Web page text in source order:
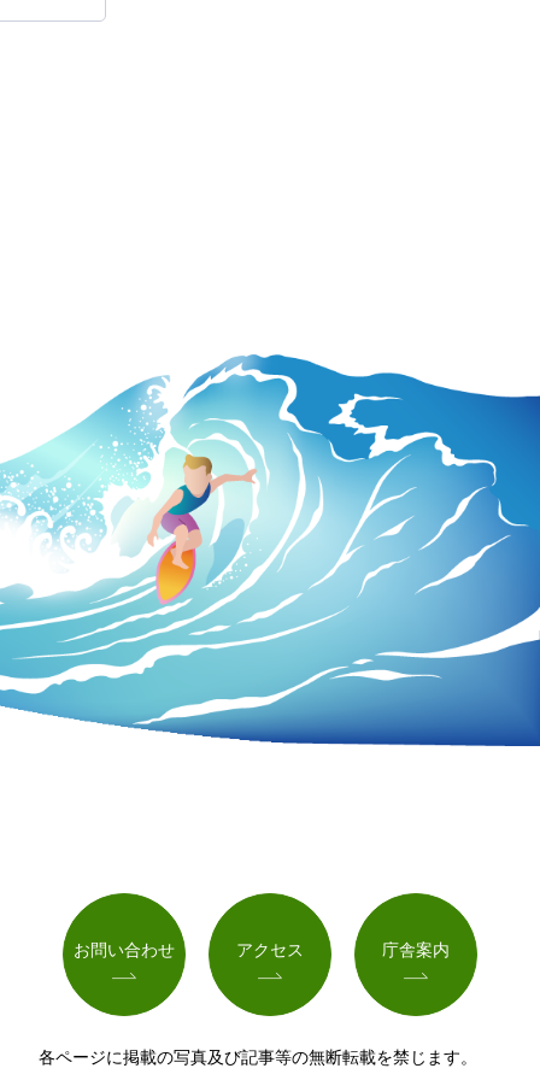
お問い合わせ アクセス 庁舎案内
各ページに掲載の写真及び記事等の無断転載を禁じます。